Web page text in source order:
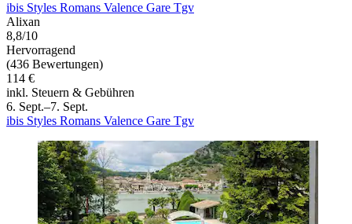
ibis Styles Romans Valence Gare Tgv
Alixan
8,8/10
Hervorragend
(436 Bewertungen)
114 €
inkl. Steuern & Gebühren
6. Sept.–7. Sept.
ibis Styles Romans Valence Gare Tgv